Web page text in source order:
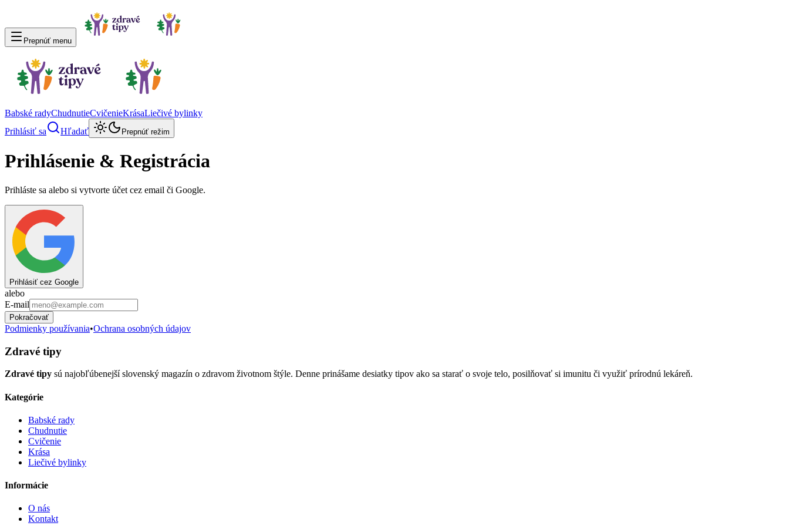
Prepnúť menu
Babské radyChudnutieCvičenieKrásaLiečivé bylinky
Prihlásiť sa
Hľadať Prepnúť režim
Prihlásenie & Registrácia
Prihláste sa alebo si vytvorte účet cez email či Google.
Prihlásiť cez Google
alebo
E-mail
Pokračovať
Podmienky používania•Ochrana osobných údajov
Zdravé tipy
Zdravé tipy sú najobľúbenejší slovenský magazín o zdravom životnom štýle. Denne prinášame desiatky tipov ako sa starať o svoje telo, posilňovať si imunitu či využiť prírodnú lekáreň.
Kategórie
Babské rady
Chudnutie
Cvičenie
Krása
Liečivé bylinky
Informácie
O nás
Kontakt